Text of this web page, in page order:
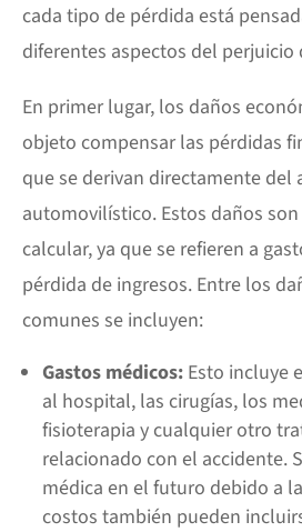
cada tipo de pérdida está
diferentes aspectos del perjuicio
En primer lugar, los daños
objeto compensar las pérdidas
que se derivan directamente del
automovilístico. Estos daños
calcular, ya que se refieren a
pérdida de ingresos. Entre los
comunes se incluyen:
Gastos médicos: Esto incluye
al hospital, las cirugías, los
fisioterapia y cualquier otro
relacionado con el accidente.
médica en el futuro debido a
costos también pueden